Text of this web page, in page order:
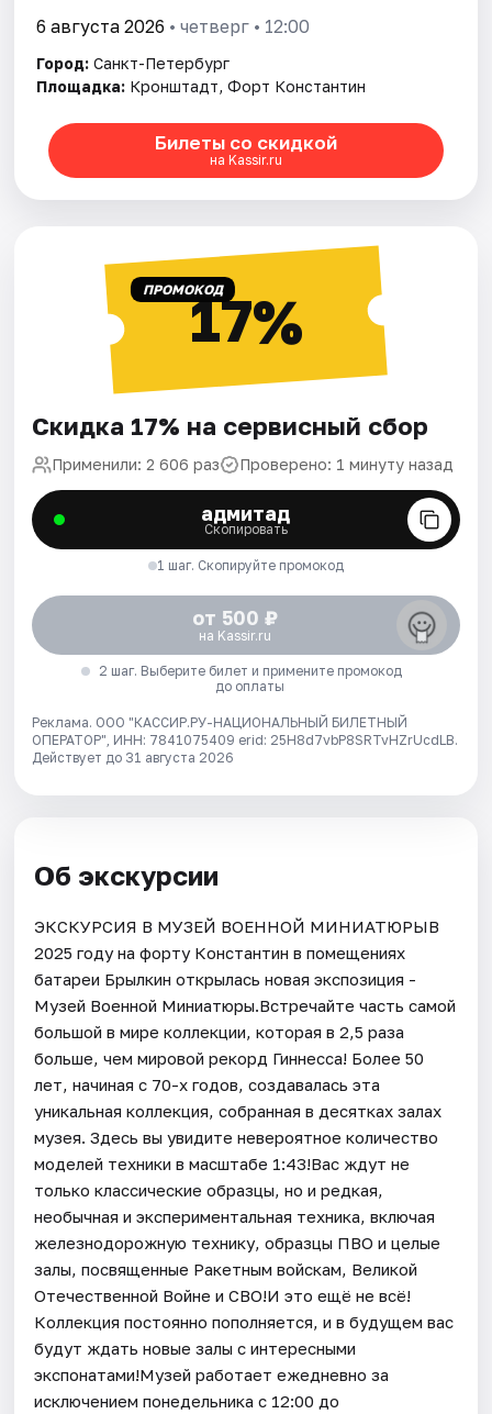
6 августа 2026 • четверг • 12:00
Город: Санкт-Петербург
Площадка: Кронштадт, Форт Константин
Билеты со скидкой
на Kassir.ru
ПРОМОКОД17%
Скидка 17% на сервисный сбор
Применили: 2 606 раз Проверено: 1 минуту назад
адмитад
Скопировать
1 шаг. Скопируйте промокод
от 500 ₽
на Kassir.ru
2 шаг. Выберите билет и примените промокод
до оплаты
Реклама. ООО "КАССИР.РУ-НАЦИОНАЛЬНЫЙ БИЛЕТНЫЙ
ОПЕРАТОР", ИНН: 7841075409 erid: 25H8d7vbP8SRTvHZrUcdLB.
Действует до 31 августа 2026
Об экскурсии
ЭКСКУРСИЯ В МУЗЕЙ ВОЕННОЙ МИНИАТЮРЫВ
2025 году на форту Константин в помещениях
батареи Брылкин открылась новая экспозиция -
Музей Военной Миниатюры.Встречайте часть самой
большой в мире коллекции, которая в 2,5 раза
больше, чем мировой рекорд Гиннесса! Более 50
лет, начиная с 70-х годов, создавалась эта
уникальная коллекция, собранная в десятках залах
музея. Здесь вы увидите невероятное количество
моделей техники в масштабе 1:43!Вас ждут не
только классические образцы, но и редкая,
необычная и экспериментальная техника, включая
железнодорожную технику, образцы ПВО и целые
залы, посвященные Ракетным войскам, Великой
Отечественной Войне и СВО!И это ещё не всё!
Коллекция постоянно пополняется, и в будущем вас
будут ждать новые залы с интересными
экспонатами!Музей работает ежедневно за
исключением понедельника с 12:00 до